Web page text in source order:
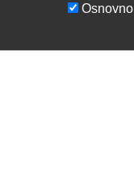
Osnovno